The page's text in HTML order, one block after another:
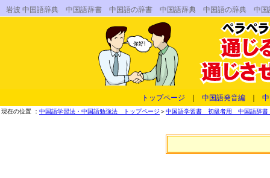
岩波 中国語辞典 中国語辞書 中国語の辞書 中国語辞典 中国語の辞典
トップページ 中国語発音編
現在の位置 ： 中国語学習法・中国語勉強法 トップページ ＞中国語学習書 初級者用 中国語辞書